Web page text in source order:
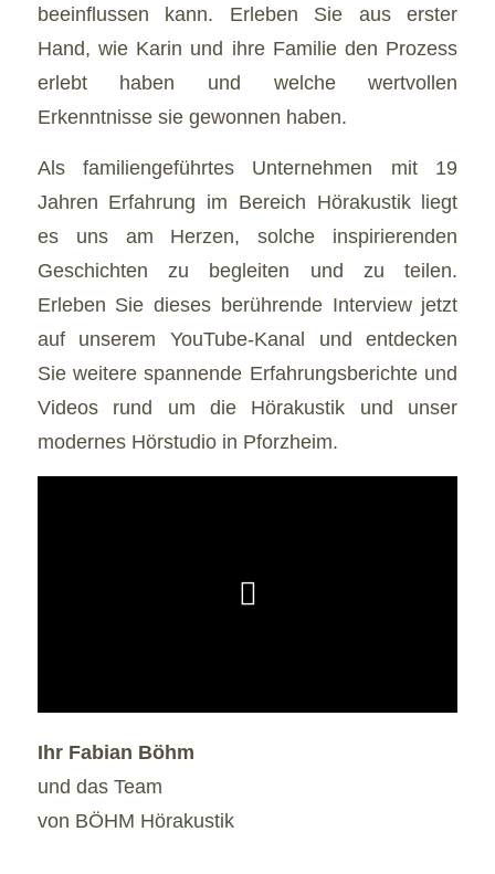
beeinflussen kann. Erleben Sie aus erster
Hand, wie Karin und ihre Familie den Prozess
erlebt haben und welche wertvollen
Erkenntnisse sie gewonnen haben.
Als familiengeführtes Unternehmen mit 19
Jahren Erfahrung im Bereich Hörakustik liegt
es uns am Herzen, solche inspirierenden
Geschichten zu begleiten und zu teilen.
Erleben Sie dieses berührende Interview jetzt
auf unserem YouTube-Kanal und entdecken
Sie weitere spannende Erfahrungsberichte und
Videos rund um die Hörakustik und unser
modernes Hörstudio in Pforzheim.
Ihr Fabian Böhm
und das Team
von BÖHM Hörakustik